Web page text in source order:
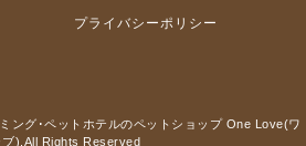
プライバシーポリシー
ング･ペットホテルのペットショップ One Love(ワ
ブ).All Rights Reserved